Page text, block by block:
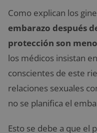
Como explican los
embarazo después
protección son
los médicos insistan
conscientes de este
relaciones sexuales
no se planifica el
Esto se debe a que el